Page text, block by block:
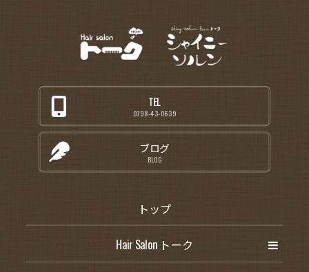
TEL
0798-43-0639
ブログ
BLOG
トップ
Hair Salon トーク